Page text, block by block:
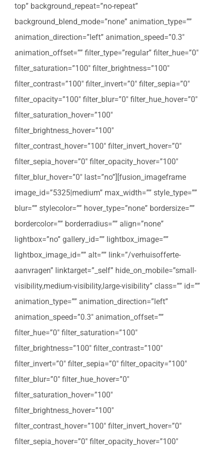
top” background_repeat=”no-repeat”
background_blend_mode=”none” animation_type=””
animation_direction=”left” animation_speed=”0.3″
animation_offset=”” filter_type=”regular” filter_hue=”0″
filter_saturation=”100″ filter_brightness=”100″
filter_contrast=”100″ filter_invert=”0″ filter_sepia=”0″
filter_opacity=”100″ filter_blur=”0″ filter_hue_hover=”0″
filter_saturation_hover=”100″
filter_brightness_hover=”100″
filter_contrast_hover=”100″ filter_invert_hover=”0″
filter_sepia_hover=”0″ filter_opacity_hover=”100″
filter_blur_hover=”0″ last=”no”][fusion_imageframe
image_id=”5325|medium” max_width=”” style_type=””
blur=”” stylecolor=”” hover_type=”none” bordersize=””
bordercolor=”” borderradius=”” align=”none”
lightbox=”no” gallery_id=”” lightbox_image=””
lightbox_image_id=”” alt=”” link=”/verhuisofferte-
aanvragen” linktarget=”_self” hide_on_mobile=”small-
visibility,medium-visibility,large-visibility” class=”” id=””
animation_type=”” animation_direction=”left”
animation_speed=”0.3″ animation_offset=””
filter_hue=”0″ filter_saturation=”100″
filter_brightness=”100″ filter_contrast=”100″
filter_invert=”0″ filter_sepia=”0″ filter_opacity=”100″
filter_blur=”0″ filter_hue_hover=”0″
filter_saturation_hover=”100″
filter_brightness_hover=”100″
filter_contrast_hover=”100″ filter_invert_hover=”0″
filter_sepia_hover=”0″ filter_opacity_hover=”100″